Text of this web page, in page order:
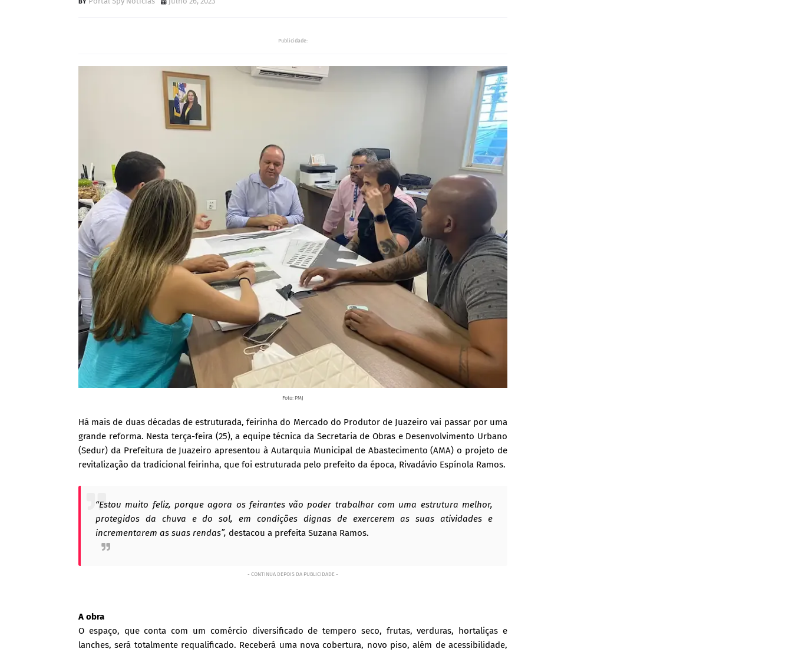
Publicidade:
Foto: PMJ
Há mais de duas décadas de estruturada, feirinha do Mercado do Produtor de Juazeiro vai passar por uma
grande reforma. Nesta terça-feira (25), a equipe técnica da Secretaria de Obras e Desenvolvimento Urbano
(Sedur) da Prefeitura de Juazeiro apresentou à Autarquia Municipal de Abastecimento (AMA) o projeto de
revitalização da tradicional feirinha, que foi estruturada pelo prefeito da época, Rivadávio Espínola Ramos.
“Estou muito feliz, porque agora os feirantes vão poder trabalhar com uma estrutura melhor,
protegidos da chuva e do sol, em condições dignas de exercerem as suas atividades e
incrementarem as suas rendas”, destacou a prefeita Suzana Ramos.
- CONTINUA DEPOIS DA PUBLICIDADE -
A obra
O espaço, que conta com um comércio diversificado de tempero seco, frutas, verduras, hortaliças e
lanches, será totalmente requalificado. Receberá uma nova cobertura, novo piso, além de acessibilidade,